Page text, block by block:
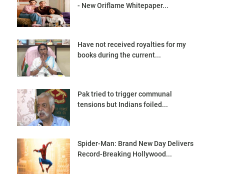
- New Oriflame Whitepaper...
Have not received royalties for my
books during the current...
Pak tried to trigger communal
tensions but Indians foiled...
Spider-Man: Brand New Day Delivers
Record-Breaking Hollywood...